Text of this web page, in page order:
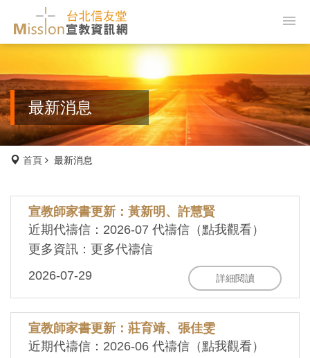
最新消息
首頁 最新消息
宣教師家書更新：黃新明、許慧賢
近期代禱信：2026-07 代禱信（點我觀看）
更多資訊：更多代禱信
2026-07-29
詳細閱讀
宣教師家書更新：莊育靖、張佳雯
近期代禱信：2026-06 代禱信（點我觀看）